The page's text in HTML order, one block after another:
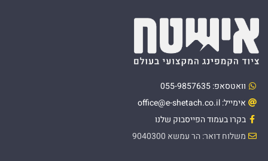
וואטסאפ: 055-9857635
אימייל: office@e-shetach.co.il
בקרו בעמוד הפייסבוק שלנו
משלוח דואר: הר עמשא 9040300